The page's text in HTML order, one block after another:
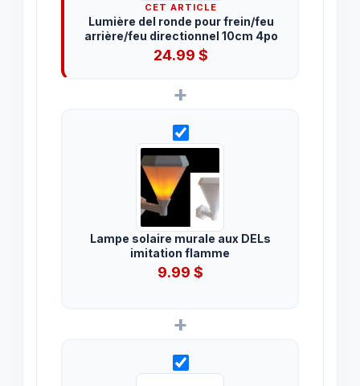
CET ARTICLE
Lumière del ronde pour frein/feu
arrière/feu directionnel 10cm 4po
24.99$
+
Lampe solaire murale aux DELs
imitation flamme
9.99 $
+